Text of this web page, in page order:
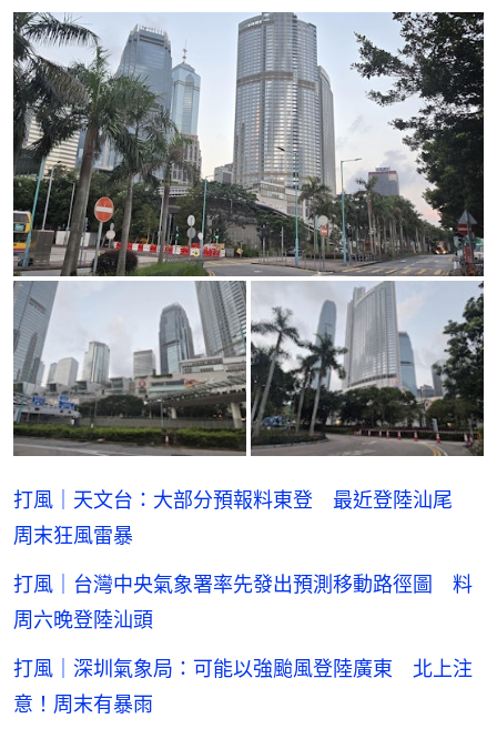
打風｜天文台：大部分預報料東登 最近登陸汕尾
周末狂風雷暴
打風｜台灣中央氣象署率先發出預測移動路徑圖 料
周六晚登陸汕頭
打風｜深圳氣象局：可能以強颱風登陸廣東 北上注
意！周末有暴雨